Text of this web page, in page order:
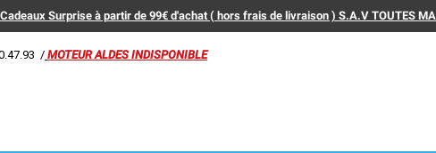
Cadeaux Surprise à partir de 99€ d'achat ( hors frais de livraison ) S.A.V TOUTES
/ MOTEUR ALDES INDISPONIBLE